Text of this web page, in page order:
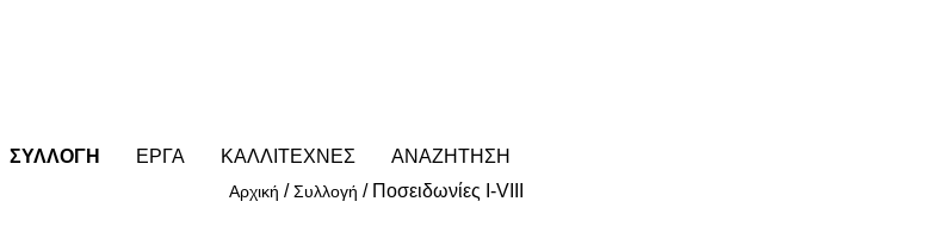
ΣΥΛΛΟΓΗ ΕΡΓΑ ΚΑΛΛΙΤΕΧΝΕΣ ΑΝΑΖΗΤΗΣΗ
Αρχική /Συλλογή / Ποσειδωνίες I-VIII